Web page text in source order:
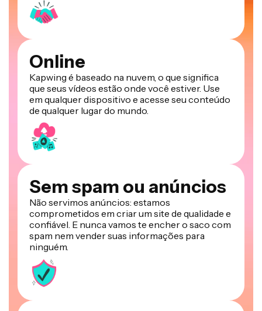
Online
Kapwing é baseado na nuvem, o que significa
que seus vídeos estão onde você estiver. Use
em qualquer dispositivo e acesse seu conteúdo
de qualquer lugar do mundo.
Sem spam ou anúncios
Não servimos anúncios: estamos
comprometidos em criar um site de qualidade e
confiável. E nunca vamos te encher o saco com
spam nem vender suas informações para
ninguém.